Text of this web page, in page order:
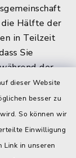
dieser Website
besser zu
So können wir
Einwilligung
Link in unseren
Hälfte der
in Teilzeit
Sie
der
antreffen.